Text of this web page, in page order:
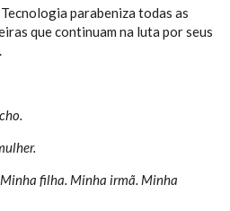
parabeniza todas as
que continuam na luta por seus
filha. Minha irmã. Minha